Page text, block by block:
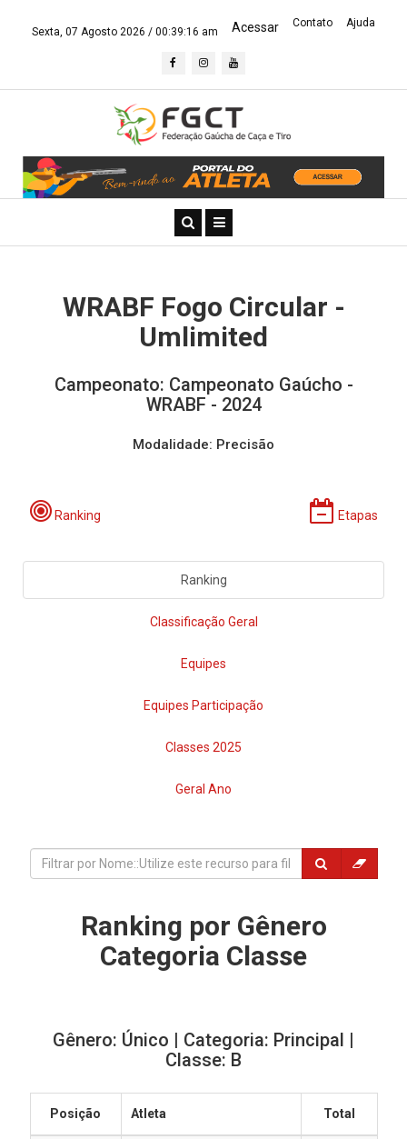
Sexta, 07 Agosto 2026 / 00:39:16 am Acessar Contato Ajuda
WRABF Fogo Circular -
Umlimited
Campeonato: Campeonato Gaúcho -
WRABF - 2024
Modalidade: Precisão
Ranking Etapas
Ranking
Classificação Geral
Equipes
Equipes Participação
Classes 2025
Geral Ano
Ranking por Gênero
Categoria Classe
Gênero: Único | Categoria: Principal |
Classe: B
Posição Atleta Total